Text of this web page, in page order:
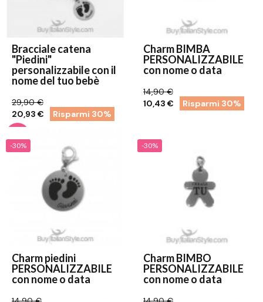
Bracciale catena
"Piedini"
personalizzabile con il
nome del tuo bebè
29,90 €
20,93 €
Risparmi 30%
Charm BIMBA
PERSONALIZZABILE
con nome o data
14,90 €
10,43 €
Risparmi 30%
-30%
Charm piedini
PERSONALIZZABILE
con nome o data
-30%
Charm BIMBO
PERSONALIZZABILE
con nome o data